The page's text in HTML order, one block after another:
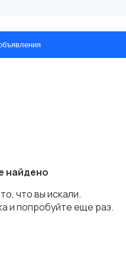
найдено
что вы искали.
и попробуйте еще раз.